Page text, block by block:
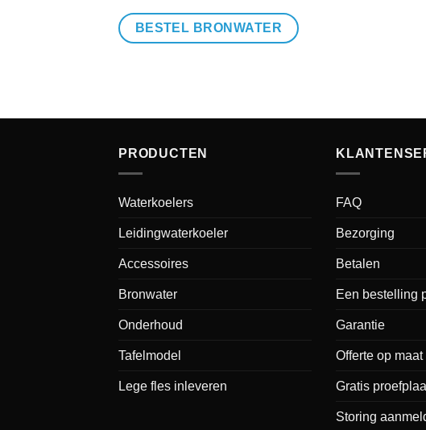
BESTEL BRONWATER
PRODUCTEN
Waterkoelers
Leidingwaterkoeler
Accessoires
Bronwater
Onderhoud
Tafelmodel
Lege fles inleveren
FAQ
Bezorging
Betalen
Een bestelling
Garantie
Offerte op maat
Gratis
Storing